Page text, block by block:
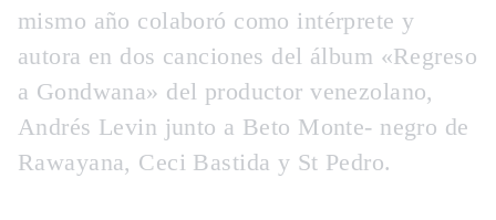
mismo año colaboró como intérprete y
autora en dos canciones del álbum «Regreso
a Gondwana» del productor venezolano,
Andrés Levin junto a Beto Monte- negro de
Rawayana, Ceci Bastida y St Pedro.